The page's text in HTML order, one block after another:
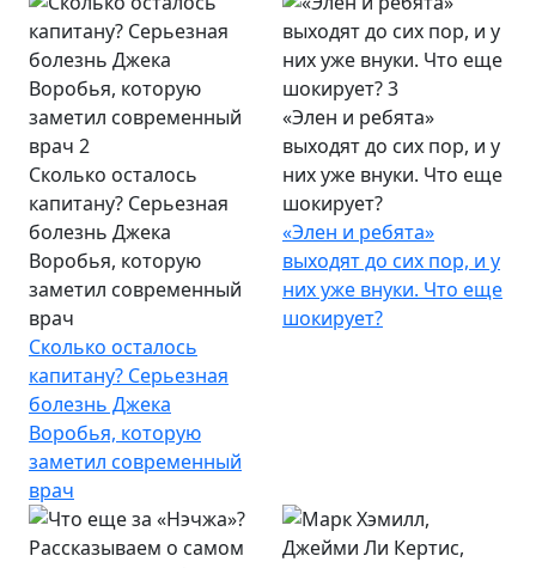
Сколько осталось
капитану? Серьезная
болезнь Джека
Воробья, которую
заметил современный
врач
Сколько осталось
капитану? Серьезная
болезнь Джека
Воробья, которую
заметил современный
врач
«Элен и ребята»
выходят до сих пор, и у
них уже внуки. Что еще
шокирует?
«Элен и ребята»
выходят до сих пор, и у
них уже внуки. Что еще
шокирует?